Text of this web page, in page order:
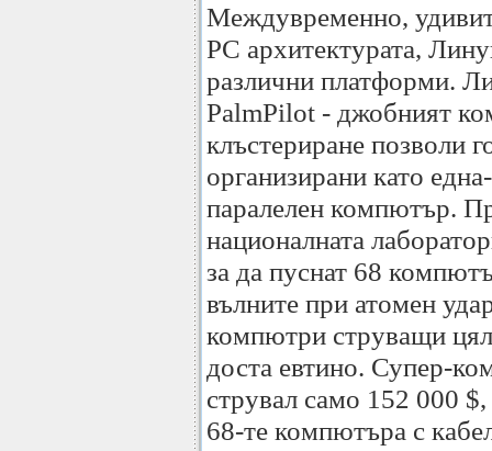
Междувременно,
PC архитектурата,
различни платформи.
PalmPilot - джобният
клъстериране позволи
организирани като
паралелен компютър.
националната
за да пуснат 68
вълните при атомен
компютри струващи
доста евтино. Супер-
струвал само 152 000
68-те компютъра с